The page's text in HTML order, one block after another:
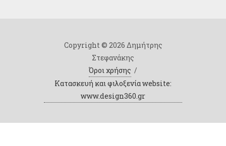
Copyright © 2026 Δημήτρης
Στεφανάκης
Όροι χρήσης /
Κατασκευή και φιλοξενία website:
www.design360.gr